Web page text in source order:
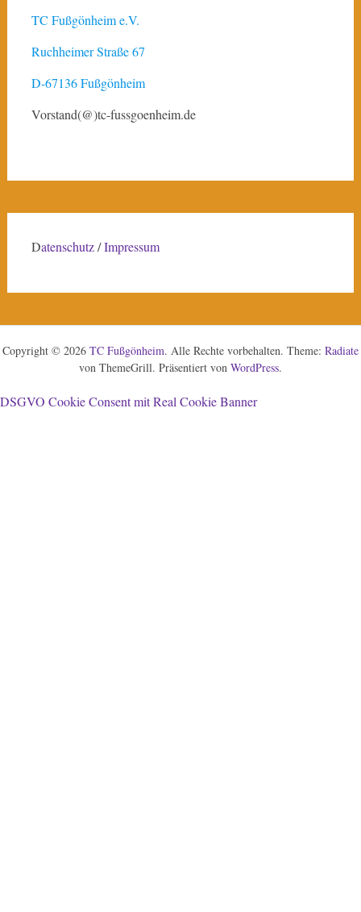
TC Fußgönheim e.V.
Ruchheimer Straße 67
D-67136 Fußgönheim
Vorstand(@)tc-fussgoenheim.de
Datenschutz/Impressum
Copyright © 2026 TC Fußgönheim. Alle Rechte vorbehalten. Theme: Radiate
von ThemeGrill. Präsentiert von WordPress.
DSGVO Cookie Consent mit Real Cookie Banner